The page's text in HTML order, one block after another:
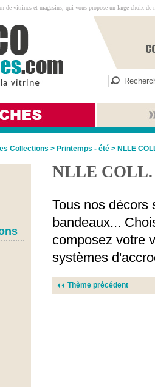
vitrines et magasins, qui vous propose un large choix de
Collections > Printemps - été > NLLE
NLLE
Tous nos décors
bandeaux...
composez votre
systèmes
Thème précédent